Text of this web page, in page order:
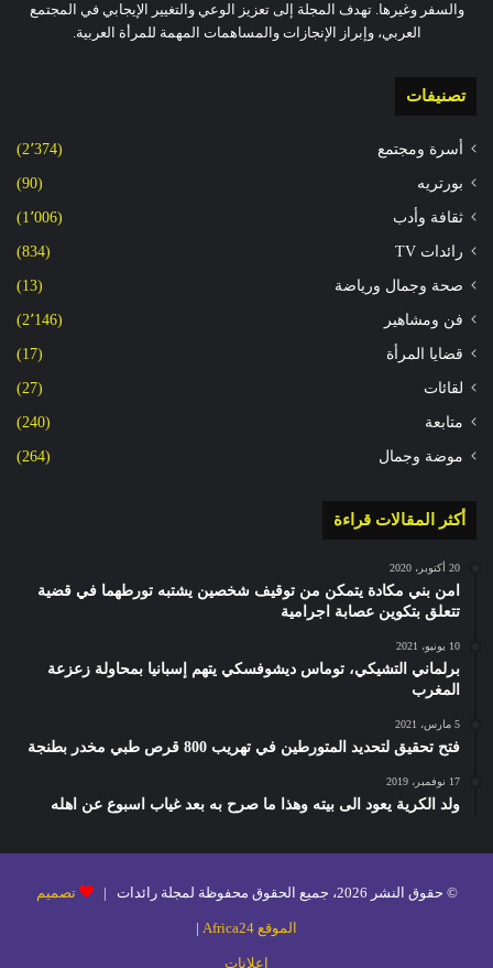
والسفر وغيرها. تهدف المجلة إلى تعزيز الوعي والتغيير الإيجابي في المجتمع
العربي، وإبراز الإنجازات والمساهمات المهمة للمرأة العربية.
تصنيفات
أسرة ومجتمع (2٬374)
بورتريه (90)
ثقافة وأدب (1٬006)
رائدات TV (834)
صحة وجمال ورياضة (13)
فن ومشاهير (2٬146)
قضايا المرأة (17)
لقائات (27)
متابعة (240)
موضة وجمال (264)
أكثر المقالات قراءة
20 أكتوبر، 2020
امن بني مكادة يتمكن من توقيف شخصين يشتبه تورطهما في قضية
تتعلق بتكوين عصابة اجرامية
10 يونيو، 2021
برلماني التشيكي، توماس ديشوفسكي يتهم إسبانيا بمحاولة زعزعة
المغرب
5 مارس، 2021
فتح تحقيق لتحديد المتورطين في تهريب 800 قرص طبي مخدر بطنجة
17 نوفمبر، 2019
ولد الكرية يعود الى بيته وهذا ما صرح به بعد غياب اسبوع عن اهله
© حقوق النشر 2026، جميع الحقوق محفوظة لمجلة رائدات | تصميم
الموقع Africa24 |
إعلانات